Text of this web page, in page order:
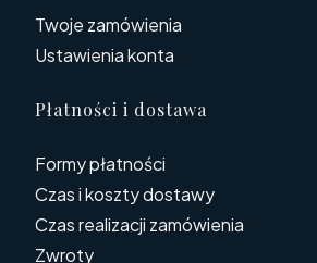
Twoje zamówienia
Ustawienia konta
Płatności i dostawa
Formy płatności
Czas i koszty dostawy
Czas realizacji zamówienia
Zwroty